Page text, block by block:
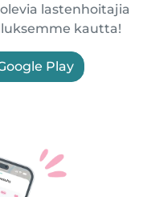
lastenhoitajia
kautta!
Play